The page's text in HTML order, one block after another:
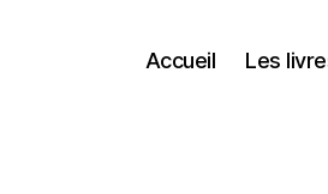
Accueil Les